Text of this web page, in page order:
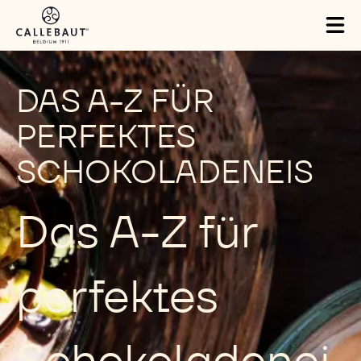
Skip to main content
DAS A-Z FÜR
PERFEKTES
SCHOKOLADENEIS
Das A-Z für
perfektes